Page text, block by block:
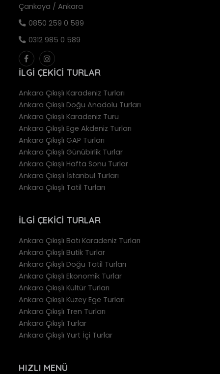
Çankaya / Ankara
0850 259 0 589
0312 985 0 589
İLGI ÇEKICI TURLAR
Ankara Çıkışlı Karadeniz Turları
Ankara Çıkışlı Doğu Anadolu Turları
Ankara Çıkışlı Karadeniz Turu
Ankara Çıkışlı Ege Akdeniz Turları
Ankara Çıkışlı GAP Turları
Ankara Çıkışlı Günübirlik Turlar
Ankara Çıkışlı Hafta Sonu Turlar
Ankara Çıkışlı İstanbul Turları
Ankara Çıkışlı Tatil Turları
İLGI ÇEKICI TURLAR
Ankara Çıkışlı Batı Karadeniz Turları
Ankara Çıkışlı Butik Turlar
Ankara Çıkışlı Doğu Tatil Turları
Ankara Çıkışlı Ekonomik Turlar
Ankara Çıkışlı Kültür Turları
Ankara Çıkışlı Kuzey Ege Turları
Ankara Çıkışlı Tren Turları
Ankara Çıkışlı Turlar
Ankara Çıkışlı Yurt İçi Turlar
HIZLI MENÜ